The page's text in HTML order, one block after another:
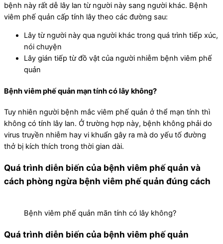
bệnh này rất dễ lây lan từ người này sang người khác. Bệnh
viêm phế quản cấp tính lây theo các đường sau:
Lây từ người này qua người khác trong quá trình tiếp xúc,
nói chuyện
Lây gián tiếp từ đồ vật của người nhiễm bệnh viêm phế
quản
Bệnh viêm phế quản mạn tính có lây không?
Tuy nhiên người bệnh mắc viêm phế quản ở thể mạn tính thì
không có tính lây lan. Ở trường hợp này, bệnh không phải do
virus truyền nhiễm hay vi khuẩn gây ra mà do yếu tố đường
thở bị kích thích trong thời gian dài.
Quá trình diễn biến của bệnh viêm phế quản và
cách phòng ngừa bệnh viêm phế quản đúng cách
Bệnh viêm phế quản mãn tính có lây không?
Quá trình diễn biến của bệnh viêm phế quản